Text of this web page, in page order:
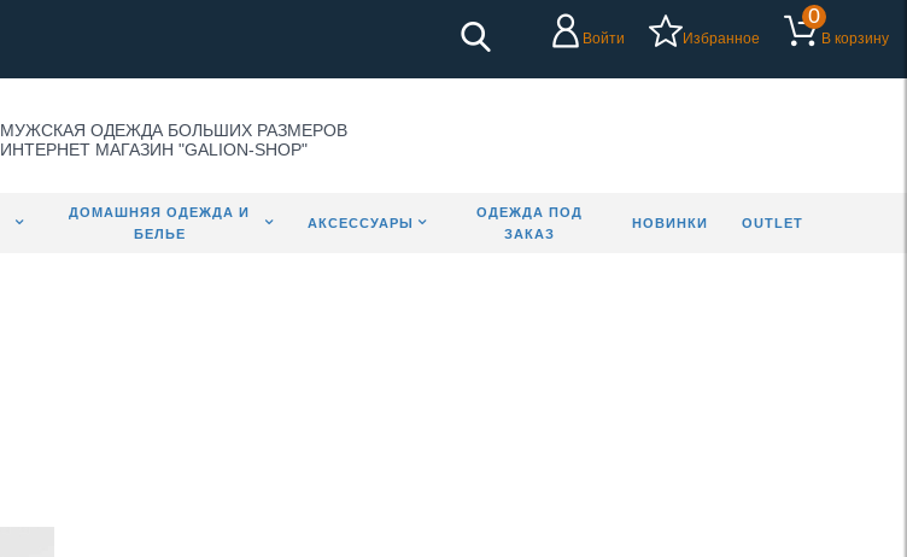
Войти Избранное
0
В корзину
МУЖСКАЯ ОДЕЖДА БОЛЬШИХ РАЗМЕРОВ
ИНТЕРНЕТ МАГАЗИН "GALION-SHOP"
ДОМАШНЯЯ ОДЕЖДА И
БЕЛЬЕ
АКСЕССУАРЫ
ОДЕЖДА ПОД
ЗАКАЗ
НОВИНКИ OUTLET